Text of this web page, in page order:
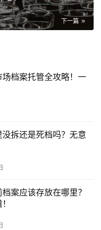
下一篇
场档案托管全攻略！一
拆还是死档吗？无意
案应该存放在哪里？